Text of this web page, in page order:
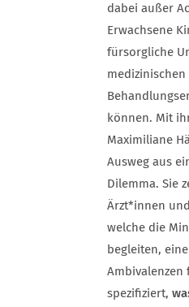
dabei außer
Erwachsene
fürsorgliche
medizinischen
können. Mit
Maximiliane
Ausweg aus
Dilemma. Sie
Ärzt*innen
welche die
begleiten,
spezifiziert,